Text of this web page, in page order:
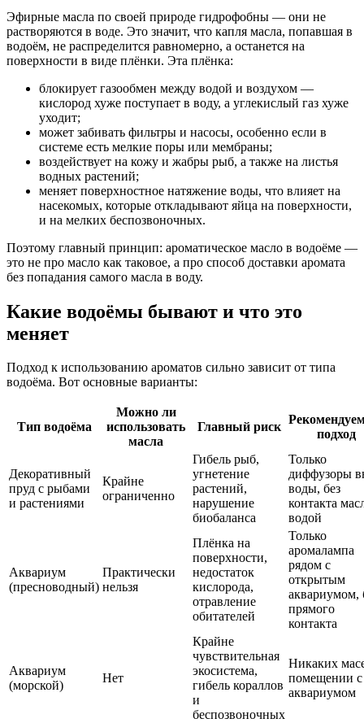
Эфирные масла по своей природе гидрофобны — они не
растворяются в воде. Это значит, что капля масла, попавшая в
водоём, не распределится равномерно, а останется на
поверхности в виде плёнки. Эта плёнка:
блокирует газообмен между водой и воздухом —
кислород хуже поступает в воду, а углекислый газ хуже
уходит;
может забивать фильтры и насосы, особенно если в
системе есть мелкие поры или мембраны;
воздействует на кожу и жабры рыб, а также на листья
водных растений;
меняет поверхностное натяжение воды, что влияет на
насекомых, которые откладывают яйца на поверхности,
и на мелких беспозвоночных.
Поэтому главный принцип: ароматическое масло в водоёме —
это не про масло как таковое, а про способ доставки аромата
без попадания самого масла в воду.
Какие водоёмы бывают и что это
меняет
Подход к использованию ароматов сильно зависит от типа
водоёма. Вот основные варианты:
Тип водоёма
Можно ли
использовать
масла
Главный риск
подход
Декоративный
пруд с рыбами
и растениями
Крайне
ограниченно
Гибель рыб,
угнетение
растений,
нарушение
биобаланса
Только
диффузоры
воды, без
контакта
водой
Аквариум
(пресноводный)
Практически
нельзя
Плёнка на
поверхности,
недостаток
кислорода,
отравление
обитателей
Только
аромалампа
рядом с
открытым
аквариумом,
прямого
контакта
Аквариум
(морской)
Нет
Крайне
чувствительная
экосистема,
гибель кораллов
и
беспозвоночных
Никаких
помещении с
аквариумом